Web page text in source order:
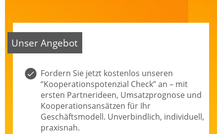
Unser Angebot
Fordern Sie jetzt kostenlos unseren
“Kooperationspotenzial Check” an – mit
ersten Partnerideen, Umsatzprognose und
Kooperationsansätzen für Ihr
Geschäftsmodell. Unverbindlich, individuell,
praxisnah.